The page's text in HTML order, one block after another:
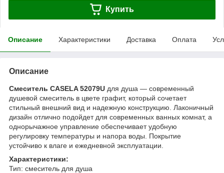
Купить
Описание Характеристики Доставка Оплата
Описание
Смеситель CASELA 52079U для душа — современный
душевой смеситель в цвете графит, который сочетает
стильный внешний вид и надежную конструкцию. Лаконичный
дизайн отлично подойдет для современных ванных комнат, а
однорычажное управление обеспечивает удобную
регулировку температуры и напора воды. Покрытие
устойчиво к влаге и ежедневной эксплуатации.
Характеристики:
Тип: смеситель для душа